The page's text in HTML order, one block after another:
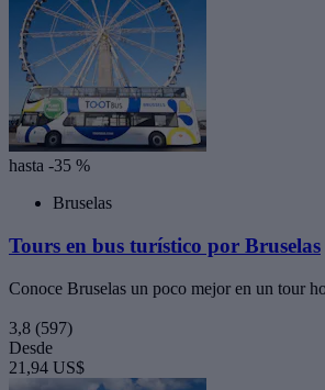
hasta -35 %
Bruselas
Tours en bus turístico por Bruselas
Conoce Bruselas un poco mejor en un tour
3,8 (597)
Desde
21,94 US$